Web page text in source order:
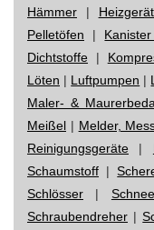
Hämmer |
Pelletöfen |
Dichtstoffe |
Löten | Luftpumpen |
Maler- &
Meißel | Melder,
Reinigungsgeräte |
Schaumstoff |
Schlösser |
Schraubendreher |